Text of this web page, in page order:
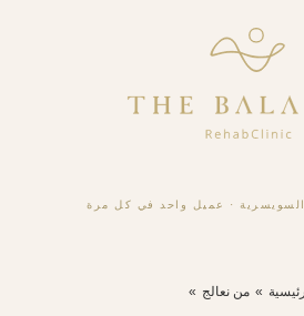
· عميل واحد في كل مرة
من نعالج